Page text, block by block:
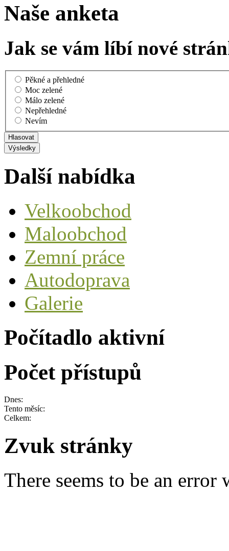
Naše anketa
Jak se vám líbí nové
Pěkné a přehledné
Moc zelené
Málo zelené
Nepřehledné
Nevím
Další nabídka
Velkoobchod
Maloobchod
Zemní práce
Autodoprava
Galerie
Počítadlo aktivní
Počet přístupů
Dnes:
Tento měsíc:
Celkem:
Zvuk stránky
There seems to be an